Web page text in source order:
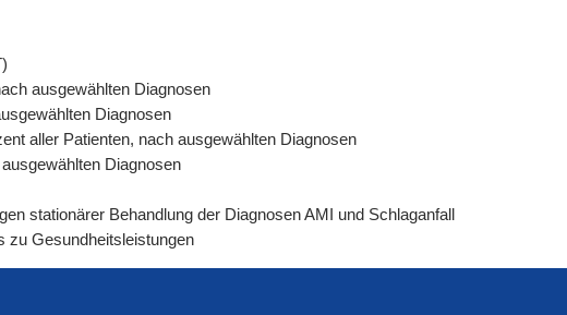
ausgewählten Diagnosen
Diagnosen
aller Patienten, nach ausgewählten Diagnosen
Diagnosen
stationärer Behandlung der Diagnosen AMI und Schlaganfall
zu Gesundheitsleistungen